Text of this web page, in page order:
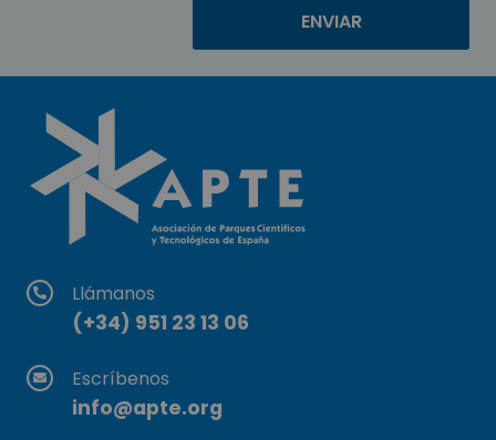
Llámanos
(+34) 951 23 13 06
Escríbenos
info@apte.org